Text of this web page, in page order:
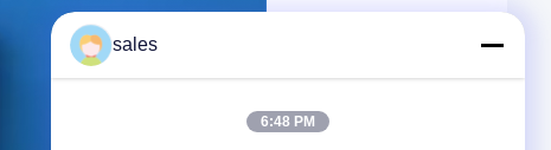
sales
6:48 PM